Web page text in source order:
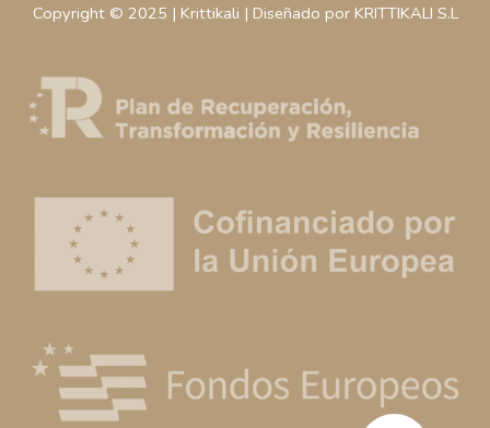
Copyright © 2025 | Krittikali | Diseñado por KRITTIKALI S.L